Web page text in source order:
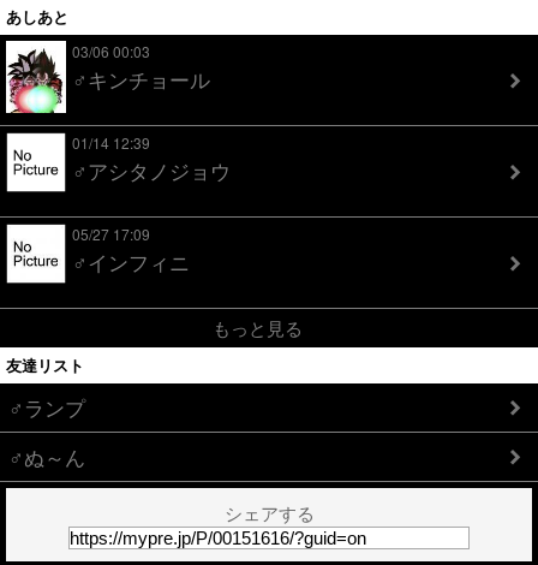
あしあと
03/06 00:03
♂キンチョール
01/14 12:39
♂アシタノジョウ
05/27 17:09
♂インフィニ
もっと見る
友達リスト
♂ランプ
♂ぬ～ん
シェアする